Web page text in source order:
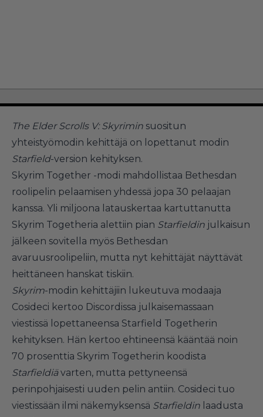
The Elder Scrolls V: Skyrimin suositun
yhteistyömodin kehittäjä on lopettanut modin
Starfield-version kehityksen.
Skyrim Together -modi mahdollistaa Bethesdan
roolipelin pelaamisen yhdessä jopa 30 pelaajan
kanssa. Yli miljoona latauskertaa kartuttanutta
Skyrim Togetheria alettiin pian Starfieldin julkaisun
jälkeen sovitella myös Bethesdan
avaruusroolipeliin, mutta nyt kehittäjät näyttävät
heittäneen hanskat tiskiin.
Skyrim-modin kehittäjiin lukeutuva modaaja
Cosideci kertoo Discordissa julkaisemassaan
viestissä lopettaneensa Starfield Togetherin
kehityksen. Hän kertoo ehtineensä kääntää noin
70 prosenttia Skyrim Togetherin koodista
Starfieldiävarten, mutta pettyneensä
perinpohjaisesti uuden pelin antiin. Cosideci tuo
viestissään ilmi näkemyksensä Starfieldin laadusta